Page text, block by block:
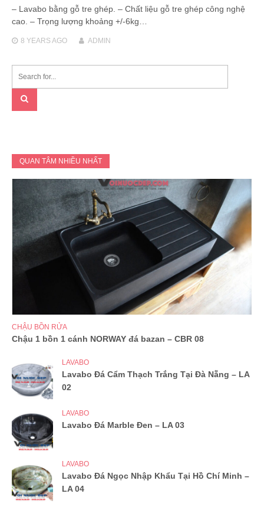
– Lavabo bằng gỗ tre ghép. – Chất liệu gỗ tre ghép công nghệ
cao. – Trọng lượng khoảng +/-6kg…
8 YEARSAGO ADMIN
QUAN TÂM NHIỀU NHẤT
CHẬU BỒN RỬA
Chậu 1 bồn 1 cánh NORWAY đá bazan – CBR 08
LAVABO
Lavabo Đá Cẩm Thạch Trắng Tại Đà Nẵng – LA
02
LAVABO
Lavabo Đá Marble Đen – LA 03
LAVABO
Lavabo Đá Ngọc Nhập Khẩu Tại Hồ Chí Minh –
LA 04